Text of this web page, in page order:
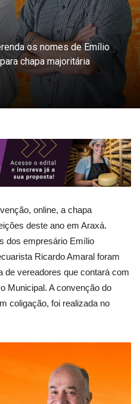
os nomes de Emílio
chapa majoritária
online, a chapa
deste ano em Araxá.
dos empresário Emílio
Ricardo Amaral foram
de vereadores que contará com
Municipal. A convenção do
coligação, foi realizada no